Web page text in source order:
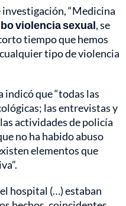
investigación, “Medicina
violencia sexual, se
tiempo que hemos
tipo de violencia
indicó que “todas las
las entrevistas y
actividades de policía
no ha habido abuso
elementos que
hospital (…) estaban